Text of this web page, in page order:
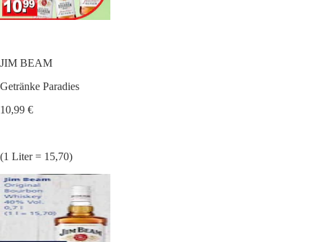
JIM BEAM
Getränke Paradies
10,99 €
(1 Liter = 15,70)